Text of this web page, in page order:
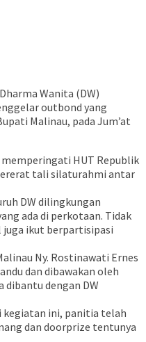
Wanita (DW)
outbond yang
Malinau, pada Jum’at
HUT Republik
tali silaturahmi antar
DW dilingkungan
ada di perkotaan. Tidak
juga ikut berpartisipasi
Ny. Rostinawati Ernes
dan dibawakan oleh
dibantu dengan DW
ini, panitia telah
dan doorprize tentunya